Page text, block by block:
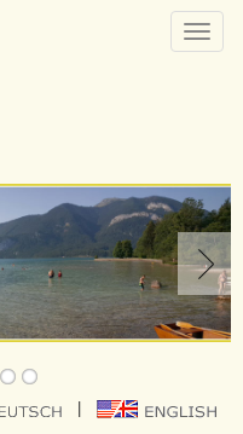
Toggle